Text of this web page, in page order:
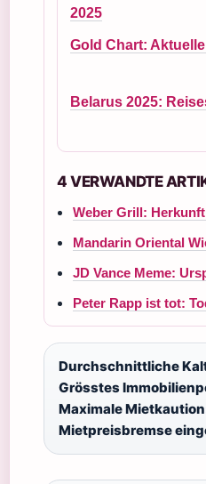
2025
Gold Chart:
Belarus 2025:
4 VERWANDTE
Weber Grill:
Mandarin Oriental
JD Vance Meme:
Peter Rapp ist tot:
Durchschnittliche
Grösstes
Maximale
Mietpreisbremse